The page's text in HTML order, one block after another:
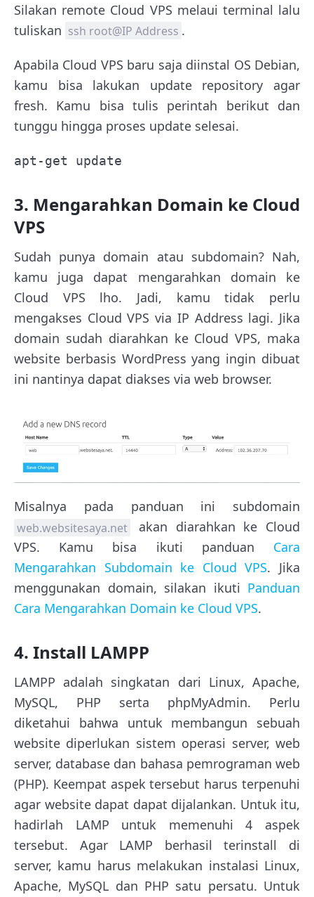
Silakan remote Cloud VPS melaui terminal lalu
tuliskan ssh root@IP Address .
Apabila Cloud VPS baru saja diinstal OS Debian,
kamu bisa lakukan update repository agar
fresh. Kamu bisa tulis perintah berikut dan
tunggu hingga proses update selesai.
apt-get update
3. Mengarahkan Domain ke Cloud
VPS
Sudah punya domain atau subdomain? Nah,
kamu juga dapat mengarahkan domain ke
Cloud VPS lho. Jadi, kamu tidak perlu
mengakses Cloud VPS via IP Address lagi. Jika
domain sudah diarahkan ke Cloud VPS, maka
website berbasis WordPress yang ingin dibuat
ini nantinya dapat diakses via web browser.
Misalnya pada panduan ini subdomain
web.websitesaya.net
akan diarahkan ke Cloud
VPS. Kamu bisa ikuti panduan Cara
Mengarahkan Subdomain ke Cloud VPS. Jika
menggunakan domain, silakan ikuti Panduan
Cara Mengarahkan Domain ke Cloud VPS.
4. Install LAMPP
LAMPP adalah singkatan dari Linux, Apache,
MySQL, PHP serta phpMyAdmin. Perlu
diketahui bahwa untuk membangun sebuah
website diperlukan sistem operasi server, web
server, database dan bahasa pemrograman web
(PHP). Keempat aspek tersebut harus terpenuhi
agar website dapat dapat dijalankan. Untuk itu,
hadirlah LAMP untuk memenuhi 4 aspek
tersebut. Agar LAMP berhasil terinstall di
server, kamu harus melakukan instalasi Linux,
Apache, MySQL dan PHP satu persatu. Untuk